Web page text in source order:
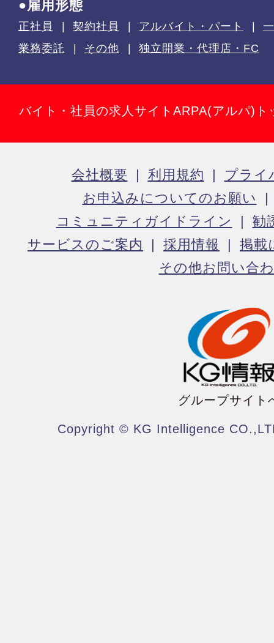
●雇用形態
正社員 契約社員 アルバイト・パート
業務委託
その他 独立開業・代理店・FC
バイト・社員の求人サイトARPA(アルパ)ト
会社概要 利用規約
プライ
お申込みについてのお願い
コミュニティガイドライン
勧
サービスのご案内
採用情報
掲載
その他お問い合
グループサイト
Copyright © KG Intelligence